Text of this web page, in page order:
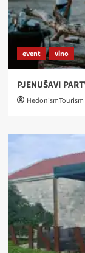
event vino
PJENUŠAVI
HedonismTourism